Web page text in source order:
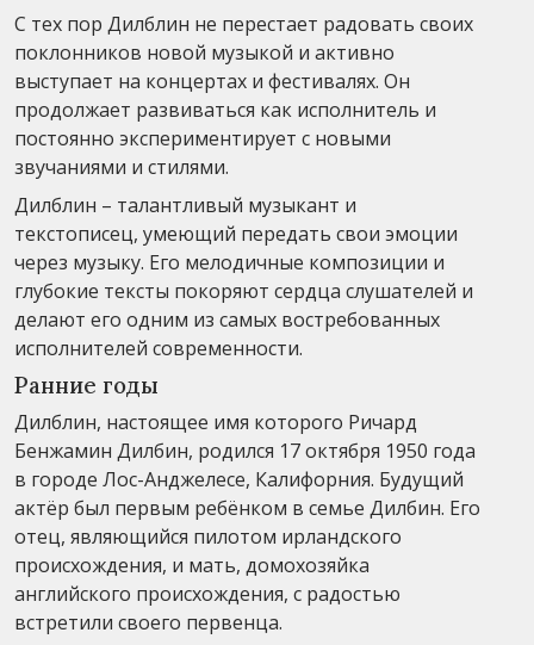
С тех пор Дилблин не перестает радовать своих
поклонников новой музыкой и активно
выступает на концертах и фестивалях. Он
продолжает развиваться как исполнитель и
постоянно экспериментирует с новыми
звучаниями и стилями.
Дилблин – талантливый музыкант и
текстописец, умеющий передать свои эмоции
через музыку. Его мелодичные композиции и
глубокие тексты покоряют сердца слушателей и
делают его одним из самых востребованных
исполнителей современности.
Ранние годы
Дилблин, настоящее имя которого Ричард
Бенжамин Дилбин, родился 17 октября 1950 года
в городе Лос-Анджелесе, Калифорния. Будущий
актёр был первым ребёнком в семье Дилбин. Его
отец, являющийся пилотом ирландского
происхождения, и мать, домохозяйка
английского происхождения, с радостью
встретили своего первенца.